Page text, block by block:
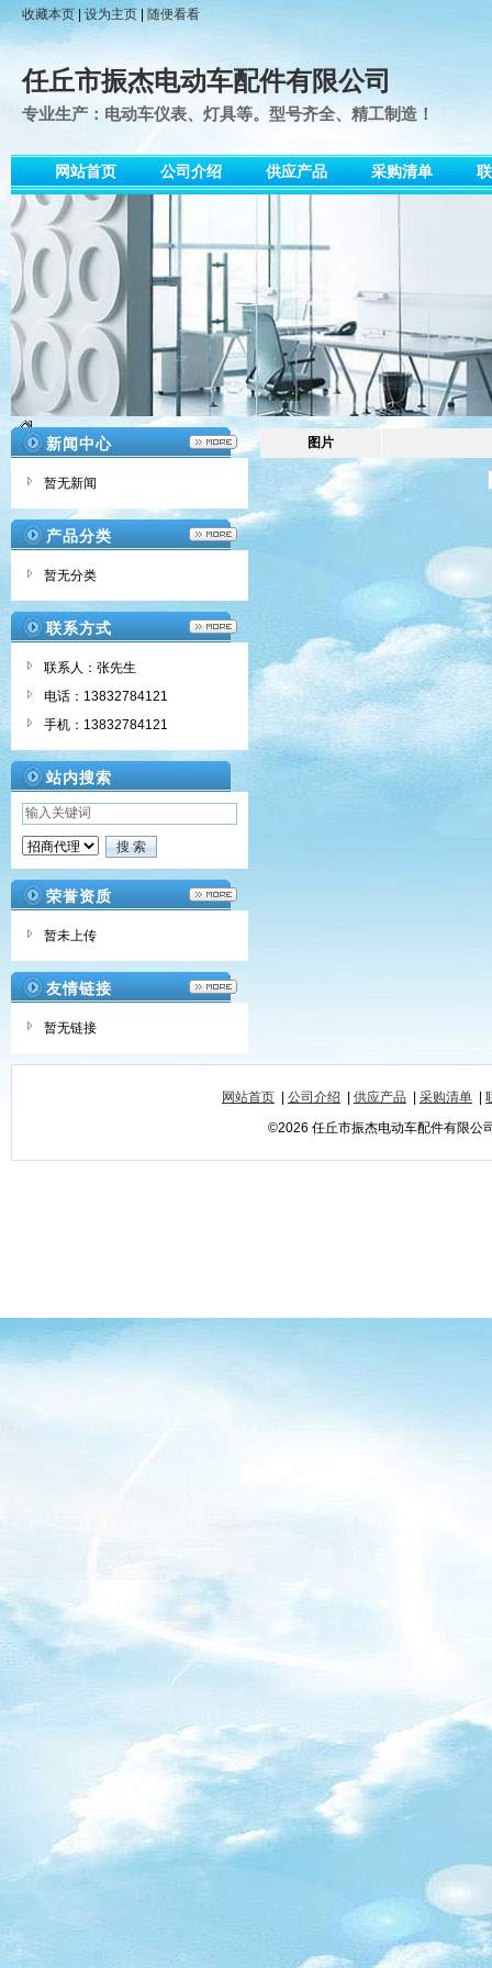
收藏本页 设为主页 随便看看
任丘市振杰电动车配件有限公司
专业生产：电动车仪表、灯具等。型号齐全、精工制造！
网站首页 公司介绍 供应产品 采购清单
新闻中心
暂无新闻
产品分类
暂无分类
联系方式
联系人：张先生
电话：13832784121
手机：13832784121
站内搜索
荣誉资质
暂未上传
友情链接
暂无链接
图片
网站首页 | 公司介绍 | 供应产品 | 采购清单 |
©2026 任丘市振杰电动车配件有限公